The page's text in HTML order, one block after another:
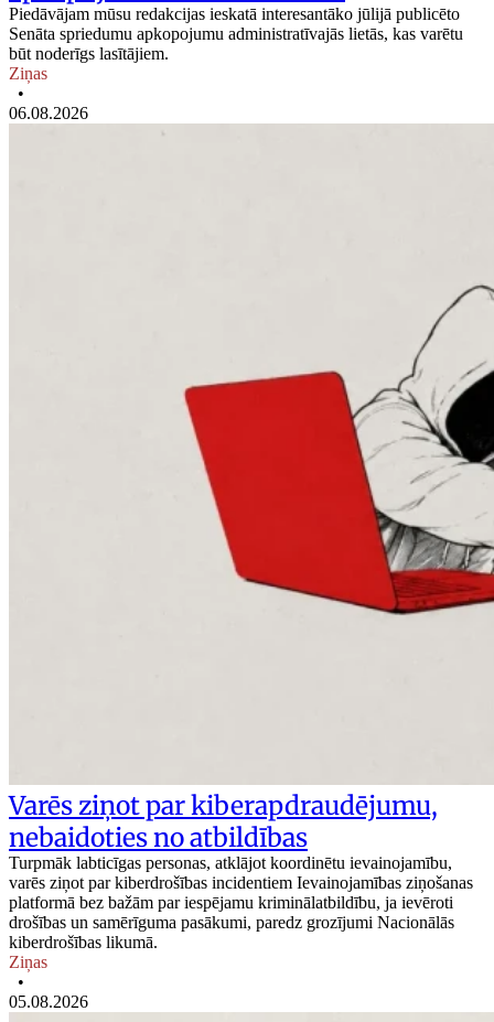
Piedāvājam mūsu redakcijas ieskatā interesantāko jūlijā publicēto
Senāta spriedumu apkopojumu administratīvajās lietās, kas varētu
būt noderīgs lasītājiem.
Ziņas
•
06.08.2026
Varēs ziņot par kiberapdraudējumu,
nebaidoties no atbildības
Turpmāk labticīgas personas, atklājot koordinētu ievainojamību,
varēs ziņot par kiberdrošības incidentiem Ievainojamības ziņošanas
platformā bez bažām par iespējamu kriminālatbildību, ja ievēroti
drošības un samērīguma pasākumi, paredz grozījumi Nacionālās
kiberdrošības likumā.
Ziņas
•
05.08.2026